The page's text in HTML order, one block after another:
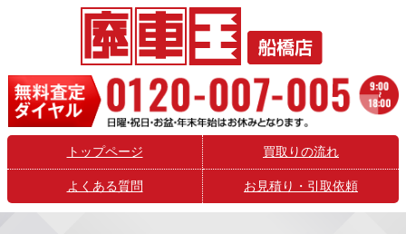
トップページ 買取りの流れ
よくある質問 お見積り・引取依頼